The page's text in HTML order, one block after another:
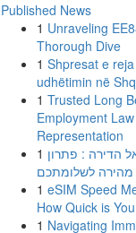
Published News
1 Unraveling
Thorough Dive
1 Shpresat e
udhëtimin në
1 Trusted Long
Employment Law
Representation
1 הדירה : פתרון
מהירה לשלומתכם
1 eSIM Speed
How Quick is
1 Navigating